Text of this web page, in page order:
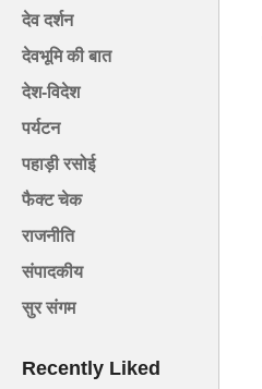
देव दर्शन
देवभूमि की बात
देश-विदेश
पर्यटन
पहाड़ी रसोई
फैक्ट चेक
राजनीति
संपादकीय
सुर संगम
Recently Liked